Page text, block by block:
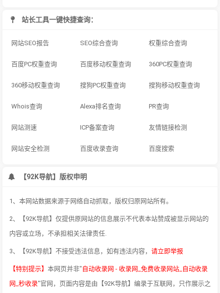
站长工具一键快捷查询：
网站SEO报告 SEO综合查询 权重综合查询
百度PC权重查询 百度移动权重查询 360PC权重查询
360移动权重查询 搜狗PC权重查询 搜狗移动权重查询
Whois查询 Alexa排名查询 PR查询
网站测速 ICP备案查询 友情链接检测
网站安全检测 百度收录查询 百度搜索
【92K导航】版权申明
1、本网站数据来源于网络自动抓取，版权归原网站所有。
2、【92K导航】仅提供原网站的信息展示不代表本站赞成被显示网站的
内容或立场，不承担相关法律责任.
3、【92K导航】不接受违法信息，如有违法内容， 请立即举报
【特别提示】 本网页并非" 自动收录网 - 收录网_免费收录网站_自动收录
网_秒收录"官网，页面内容是由【92K导航】编录于互联网，只作展示之